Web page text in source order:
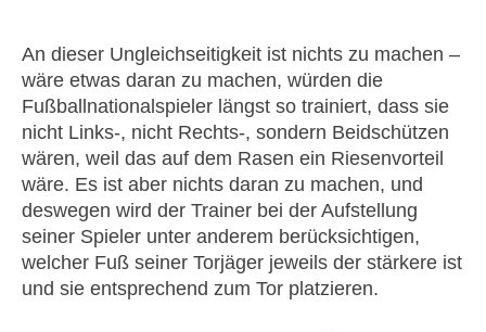
An dieser Ungleichseitigkeit ist nichts zu machen –
wäre etwas daran zu machen, würden die
Fußballnationalspieler längst so trainiert, dass sie
nicht Links-, nicht Rechts-, sondern Beidschützen
wären, weil das auf dem Rasen ein Riesenvorteil
wäre. Es ist aber nichts daran zu machen, und
deswegen wird der Trainer bei der Aufstellung
seiner Spieler unter anderem berücksichtigen,
welcher Fuß seiner Torjäger jeweils der stärkere ist
und sie entsprechend zum Tor platzieren.